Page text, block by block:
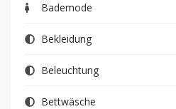
Bademode
Bekleidung
Beleuchtung
Bettwäsche